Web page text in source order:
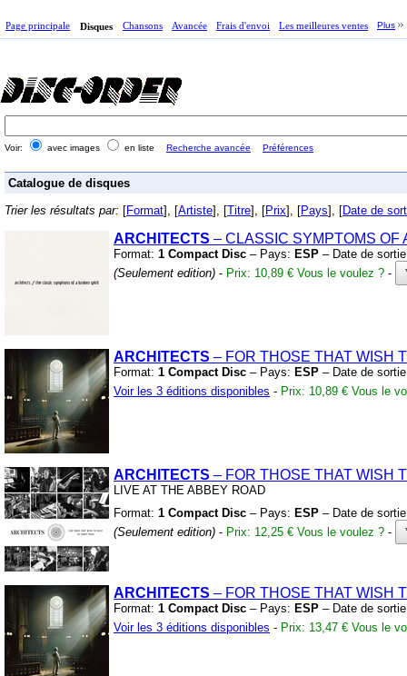
Page principale Disques Chansons Avancée Frais d'envoi Les meilleures ventes Plus
Voir: avec images en liste Recherche avancée Préférences
Catalogue de disques
Trier les résultats par: [Format], [Artiste], [Titre], [Prix], [Pays], [Date de
ARCHITECTS – CLASSIC SYMPTOMS OF
Format: 1 Compact Disc – Pays: ESP – Date de
(Seulement edition) - Prix: 10,89 € Vous le voulez ? -
ARCHITECTS – FOR THOSE THAT WISH
Format: 1 Compact Disc – Pays: ESP – Date de
Voir les 3 éditions disponibles - Prix: 10,89 € Vous le
ARCHITECTS – FOR THOSE THAT WISH
LIVE AT THE ABBEY ROAD
Format: 1 Compact Disc – Pays: ESP – Date de
(Seulement edition) - Prix: 12,25 € Vous le voulez ? -
ARCHITECTS – FOR THOSE THAT WISH
Format: 1 Compact Disc – Pays: ESP – Date de
Voir les 3 éditions disponibles - Prix: 13,47 € Vous le